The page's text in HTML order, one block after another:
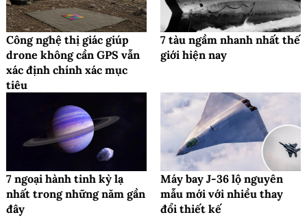
Công nghệ thị giác giúp
drone không cần GPS vẫn
xác định chính xác mục
tiêu
7 tàu ngầm nhanh nhất thế
giới hiện nay
7 ngoại hành tinh kỳ lạ
nhất trong những năm gần
đây
Máy bay J-36 lộ nguyên
mẫu mới với nhiều thay
đổi thiết kế